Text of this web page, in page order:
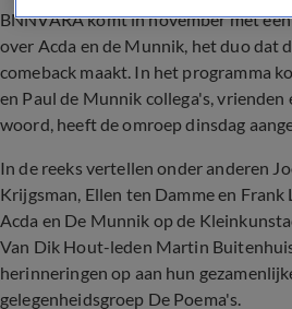
BNNVARA komt in november met
over Acda en de Munnik, het duo dat
comeback maakt. In het programma
en Paul de Munnik collega's, vrienden
woord, heeft de omroep dinsdag
In de reeks vertellen onder anderen
Krijgsman, Ellen ten Damme en
Acda en De Munnik op de
Van Dik Hout-leden Martin
herinneringen op aan hun
gelegenheidsgroep De Poema's.